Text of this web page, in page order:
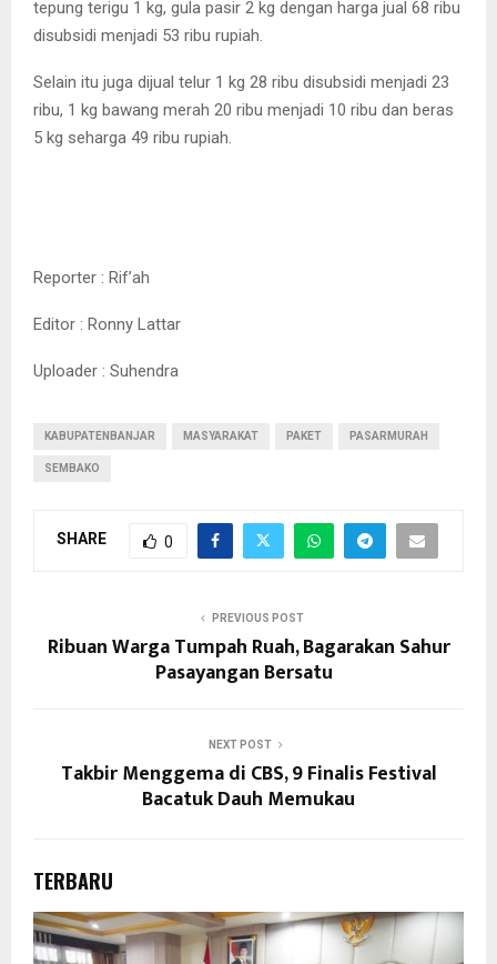
tepung terigu 1 kg, gula pasir 2 kg dengan harga jual 68 ribu
disubsidi menjadi 53 ribu rupiah.
Selain itu juga dijual telur 1 kg 28 ribu disubsidi menjadi 23
ribu, 1 kg bawang merah 20 ribu menjadi 10 ribu dan beras
5 kg seharga 49 ribu rupiah.
Reporter : Rif’ah
Editor : Ronny Lattar
Uploader : Suhendra
KABUPATENBANJAR MASYARAKAT PAKET PASARMURAH
SEMBAKO
SHARE 0
PREVIOUS POST
Ribuan Warga Tumpah Ruah, Bagarakan Sahur
Pasayangan Bersatu
NEXT POST
Takbir Menggema di CBS, 9 Finalis Festival
Bacatuk Dauh Memukau
TERBARU